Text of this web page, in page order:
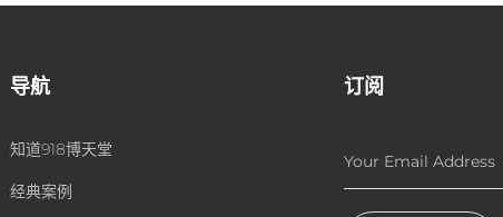
导航
知道918博天堂
经典案例
订阅
Your Email Address